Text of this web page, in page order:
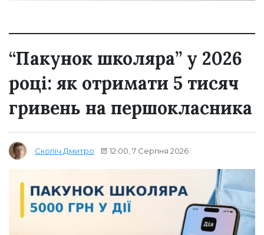
“Пакунок школяра” у 2026
році: як отримати 5 тисяч
гривень на першокласника
Скопіч Дмитро 12:00, 7 Серпня 2026